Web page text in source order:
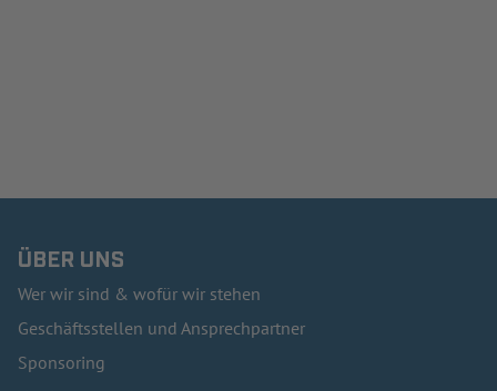
ÜBER UNS
Wer wir sind & wofür wir stehen
Geschäftsstellen und Ansprechpartner
Sponsoring